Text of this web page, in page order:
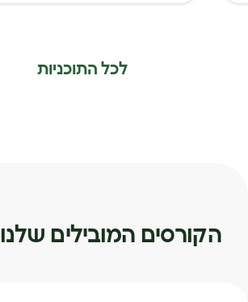
לכל התוכניות
הקורסים המובילים שלנו